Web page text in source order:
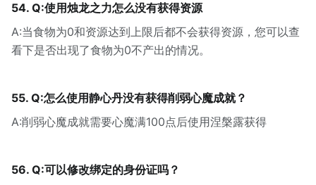
54. Q:使用烛龙之力怎么没有获得资源
A:当食物为0和资源达到上限后都不会获得资源，您可以查
看下是否出现了食物为0不产出的情况。
55. Q:怎么使用静心丹没有获得削弱心魔成就？
A:削弱心魔成就需要心魔满100点后使用涅槃露获得
56. Q:可以修改绑定的身份证吗？